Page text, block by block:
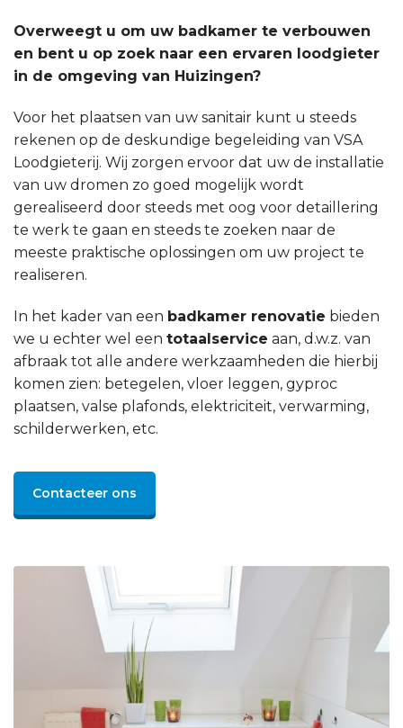
Overweegt u om uw badkamer te verbouwen
en bent u op zoek naar een ervaren loodgieter
in de omgeving van Huizingen?
Voor het plaatsen van uw sanitair kunt u steeds
rekenen op de deskundige begeleiding van VSA
Loodgieterij. Wij zorgen ervoor dat uw de installatie
van uw dromen zo goed mogelijk wordt
gerealiseerd door steeds met oog voor detaillering
te werk te gaan en steeds te zoeken naar de
meeste praktische oplossingen om uw project te
realiseren.
In het kader van een badkamer renovatie bieden
we u echter wel een totaalservice aan, d.w.z. van
afbraak tot alle andere werkzaamheden die hierbij
komen zien: betegelen, vloer leggen, gyproc
plaatsen, valse plafonds, elektriciteit, verwarming,
schilderwerken, etc.
Contacteer ons